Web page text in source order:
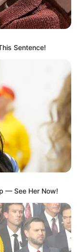
Sentence!
— See Her Now!